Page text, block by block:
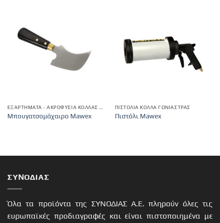
Μπουγατσομάχαιρο Mawex
ΠΙΣΤΌΛΙΑ ΚΌΛΛΑ ΓΩΝΙΆΣΤΡΑΣ
Πιστόλι Mawex
ΣΥΝΟΔΙΑΣ
Όλα τα προϊόντα της ΣΥΝΟΔΙΑΣ Α.Ε. πληρούν όλες τις
ευρωπαϊκές προδιαγραφές και είναι πιστοποιημένα με